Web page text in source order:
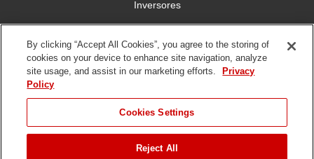
Inversores
Trabajo
Conéctese con nosotros
Política de
By clicking “Accept All Cookies”, you agree to the storing of
cookies on your device to enhance site navigation, analyze
site usage, and assist in our marketing efforts.
Privacy
Policy
Cookies Settings
Reject All